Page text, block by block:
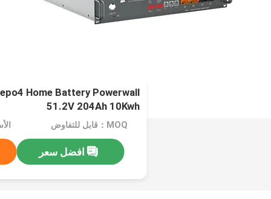
Home Battery Powerwall
51.2V 204Ah 10Kwh
MOQ：قابل للتفاوض
افضل سعر